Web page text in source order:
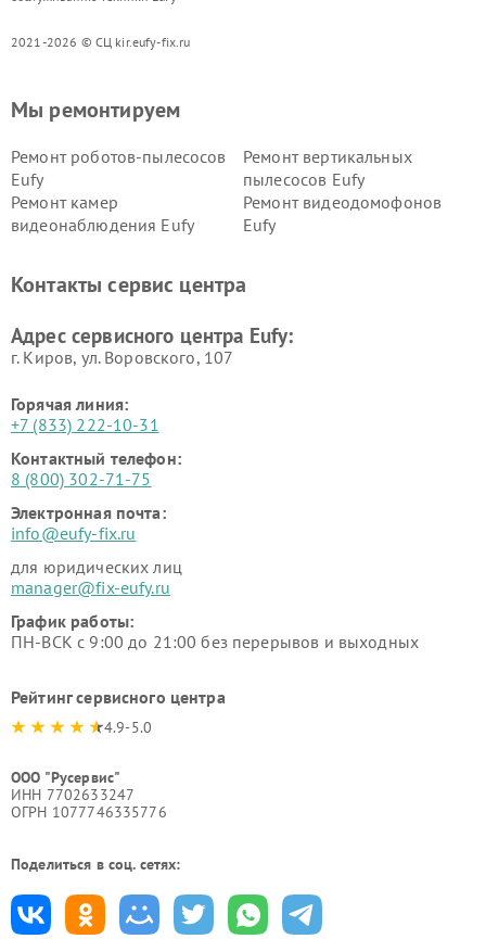
2021-2026 © СЦ kir.eufy-fix.ru
Мы ремонтируем
Ремонт роботов-пылесосов
Eufy
Ремонт вертикальных
пылесосов Eufy
Ремонт камер
видеонаблюдения Eufy
Ремонт видеодомофонов
Eufy
Контакты сервис центра
Адрес сервисного центра Eufy:
г. Киров, ул. Воровского, 107
Горячая линия:
+7 (833) 222-10-31
Контактный телефон:
8 (800) 302-71-75
Электронная почта:
info@eufy-fix.ru
для юридических лиц
manager@fix-eufy.ru
График работы:
ПН-ВСК с 9:00 до 21:00 без перерывов и выходных
Рейтинг сервисного центра
4.9-5.0
ООО "Русервис"
ИНН 7702633247
ОГРН 1077746335776
Поделиться в соц. сетях: